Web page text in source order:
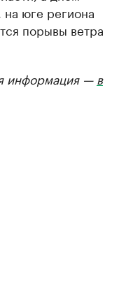
на юге региона
порывы ветра
информация — в